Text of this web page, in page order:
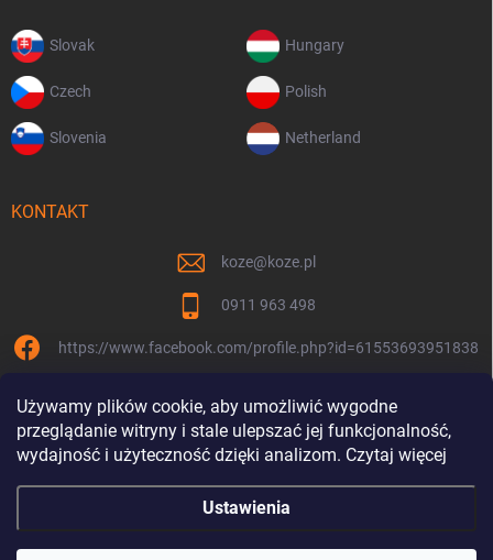
Używamy plików cookie, aby umożliwić wygodne
przeglądanie witryny i stale ulepszać jej funkcjonalność,
wydajność i użyteczność dzięki analizom. Czytaj więcej
Ustawienia
Slovak Hungary
Czech Polish
Slovenia Netherland
KONTAKT
koze@koze.pl
0911 963 498
https://www.facebook.com/profile.php?id=61553693951838
Jesteśmy razem od 9 lat